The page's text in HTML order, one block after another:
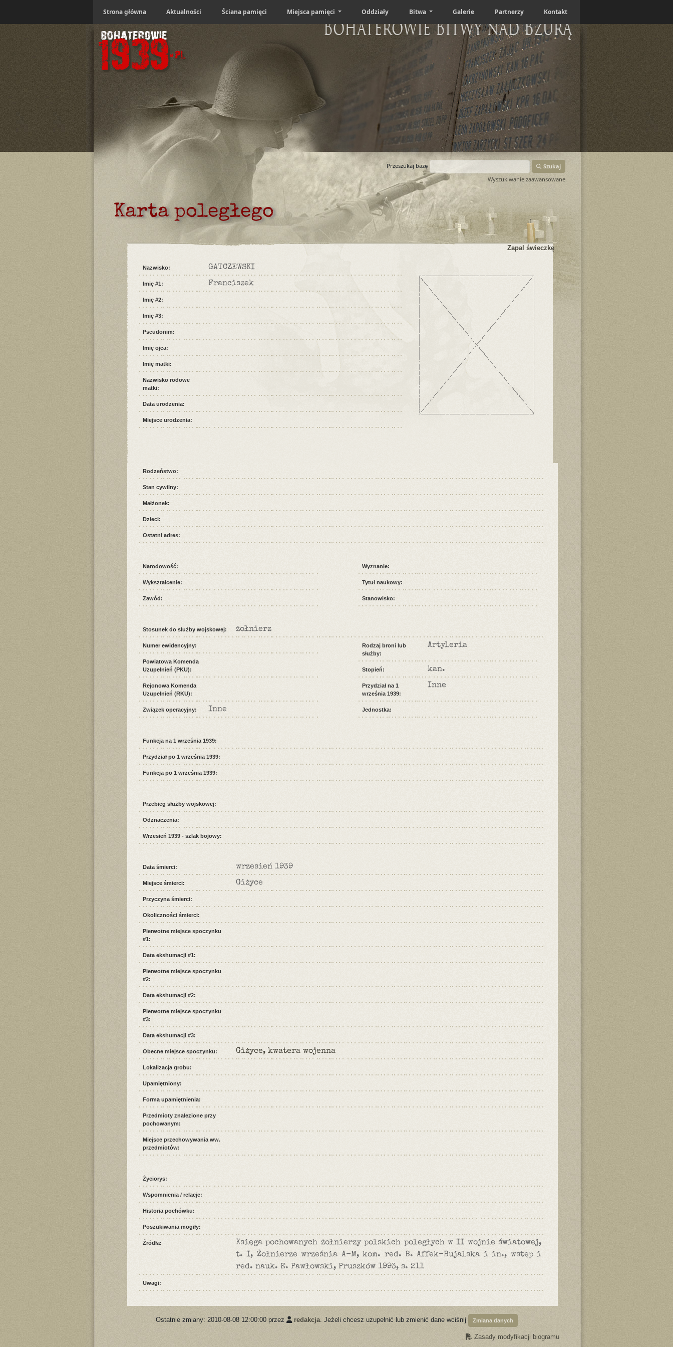
Strona główna Aktualności Ściana pamięci Miejsca pamięci Oddziały Bitwa Galerie Partnerzy Kontakt
Bohaterowie Bitwy nad Bzurą
Przeszukaj bazę
Szukaj
Wyszukiwanie zaawansowane
Karta poległego
Zapal świeczkę
Nazwisko: GATCZEWSKI
Imię #1: Franciszek
Imię #2:
Imię #3:
Pseudonim:
Imię ojca:
Imię matki:
Nazwisko rodowe
matki:
Data urodzenia:
Miejsce urodzenia:
Rodzeństwo:
Stan cywilny:
Małżonek:
Dzieci:
Ostatni adres:
Narodowość:
Wykształcenie:
Zawód:
Wyznanie:
Tytuł naukowy:
Stanowisko:
Stosunek do służby wojskowej: żołnierz
Numer ewidencyjny:
Powiatowa Komenda
Uzupełnień (PKU):
Rejonowa Komenda
Uzupełnień (RKU):
Związek operacyjny: Inne
Rodzaj broni lub
służby:
Artyleria
Stopień: kan.
Przydział na 1
września 1939:
Inne
Jednostka:
Funkcja na 1 września 1939:
Przydział po 1 września 1939:
Funkcja po 1 września 1939:
Przebieg służby wojskowej:
Odznaczenia:
Wrzesień 1939 - szlak bojowy:
Data śmierci: wrzesień 1939
Miejsce śmierci: Giżyce
Przyczyna śmierci:
Okoliczności śmierci:
Pierwotne miejsce spoczynku
#1:
Data ekshumacji #1:
Pierwotne miejsce spoczynku
#2:
Data ekshumacji #2:
Pierwotne miejsce spoczynku
#3:
Data ekshumacji #3:
Obecne miejsce spoczynku: Giżyce, kwatera wojenna
Lokalizacja grobu:
Upamiętniony:
Forma upamiętnienia:
Przedmioty znalezione przy
pochowanym:
Miejsce przechowywania ww.
przedmiotów:
Życiorys:
Wspomnienia / relacje:
Historia pochówku:
Poszukiwania mogiły:
Źródła:
Księga pochowanych żołnierzy polskich poległych w II wojnie światowej,
t. I, Żołnierze września A-M, kom. red. B. Affek-Bujalska i in., wstęp i
red. nauk. E. Pawłowski, Pruszków 1993, s. 211
Uwagi:
Ostatnie zmiany: 2010-08-08 12:00:00 przez redakcja. Jeżeli chcesz uzupełnić lub zmienić dane wciśnij Zmiana danych
Zasady modyfikacji biogramu